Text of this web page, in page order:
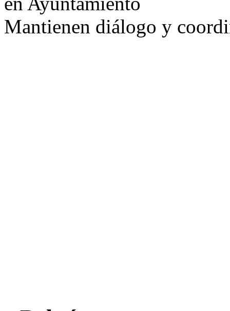
Mantienen diálogo y